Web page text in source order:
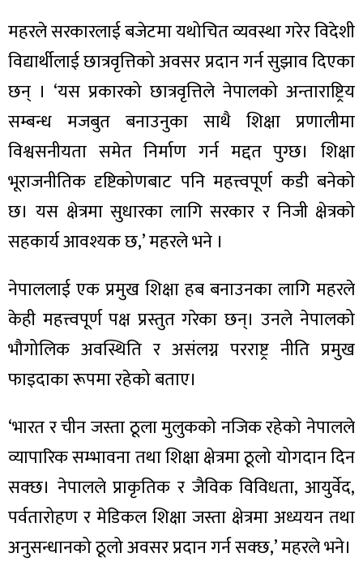
महरले सरकारलाई बजेटमा यथोचित व्यवस्था गरेर विदेशी
विद्यार्थीलाई छात्रवृत्तिको अवसर प्रदान गर्न सुझाव दिएका
छन् । ‘यस प्रकारको छात्रवृत्तिले नेपालको अन्ताराष्ट्रिय
सम्बन्ध मजबुत बनाउनुका साथै शिक्षा प्रणालीमा
विश्वसनीयता समेत निर्माण गर्न मद्दत पुग्छ। शिक्षा
भूराजनीतिक दृष्टिकोणबाट पनि महत्त्वपूर्ण कडी बनेको
छ। यस क्षेत्रमा सुधारका लागि सरकार र निजी क्षेत्रको
सहकार्य आवश्यक छ,’ महरले भने ।
नेपाललाई एक प्रमुख शिक्षा हब बनाउनका लागि महरले
केही महत्त्वपूर्ण पक्ष प्रस्तुत गरेका छन्। उनले नेपालको
भौगोलिक अवस्थिति र असंलग्न परराष्ट्र नीति प्रमुख
फाइदाका रूपमा रहेको बताए।
‘भारत र चीन जस्ता ठूला मुलुकको नजिक रहेको नेपालले
व्यापारिक सम्भावना तथा शिक्षा क्षेत्रमा ठूलो योगदान दिन
सक्छ। नेपालले प्राकृतिक र जैविक विविधता, आयुर्वेद,
पर्वतारोहण र मेडिकल शिक्षा जस्ता क्षेत्रमा अध्ययन तथा
अनुसन्धानको ठूलो अवसर प्रदान गर्न सक्छ,’ महरले भने।